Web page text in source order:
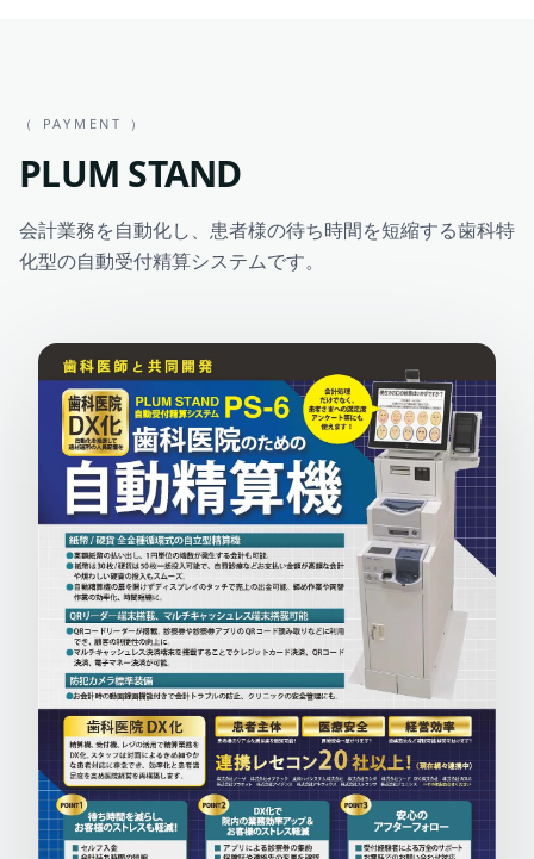
（ PAYMENT ）
PLUM STAND
会計業務を自動化し、患者様の待ち時間を短縮する歯科特
化型の自動受付精算システムです。